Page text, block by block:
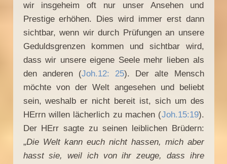
wir insgeheim oft nur unser Ansehen und
Prestige erhöhen. Dies wird immer erst dann
sichtbar, wenn wir durch Prüfungen an unsere
Geduldsgrenzen kommen und sichtbar wird,
dass wir unsere eigene Seele mehr lieben als
den anderen (Joh.12: 25). Der alte Mensch
möchte von der Welt angesehen und beliebt
sein, weshalb er nicht bereit ist, sich um des
HErrn willen lächerlich zu machen (Joh.15:19).
Der HErr sagte zu seinen leiblichen Brüdern:
„Die Welt kann euch nicht hassen, mich aber
hasst sie, weil ich von ihr zeuge, dass ihre